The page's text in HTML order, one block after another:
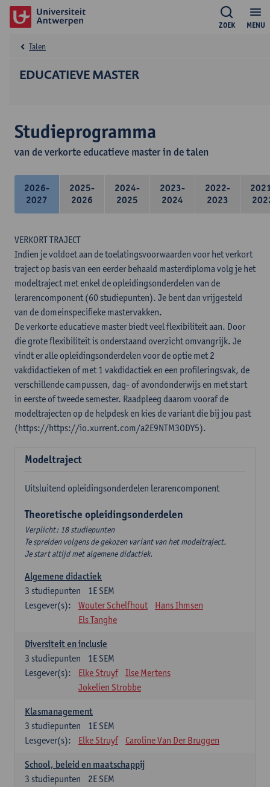
MENU
ZOEK
EDUCATIEVE MASTER
Talen
Studieprogramma
van de verkorte educatieve master in de talen
2026-
2027
2025-
2026
2024-
2025
2023-
2024
2022-
2023
VERKORT TRAJECT
Indien je voldoet aan de toelatingsvoorwaarden voor het verkort
traject op basis van een eerder behaald masterdiploma volg je het
modeltraject met enkel de opleidingsonderdelen van de
lerarencomponent (60 studiepunten). Je bent dan vrijgesteld
van de domeinspecifieke mastervakken.
De verkorte educatieve master biedt veel flexibiliteit aan. Door
die grote flexibiliteit is onderstaand overzicht omvangrijk. Je
vindt er alle opleidingsonderdelen voor de optie met 2
vakdidactieken of met 1 vakdidactiek en een profileringsvak, de
verschillende campussen, dag- of avondonderwijs en met start
in eerste of tweede semester. Raadpleeg daarom vooraf de
modeltrajecten op de helpdesk en kies de variant die bij jou past
(https://https://io.xurrent.com/a2E9NTM3ODY5).
Modeltraject
Uitsluitend opleidingsonderdelen lerarencomponent
Theoretische opleidingsonderdelen
Verplicht: 18 studiepunten
Te spreiden volgens de gekozen variant van het modeltraject.
Je start altijd met algemene didactiek.
Algemene didactiek
1E SEM
3 studiepunten
Lesgever(s):
Wouter Schelfhout
Hans Ihmsen
Els Tanghe
Diversiteit en inclusie
1E SEM
3 studiepunten
Lesgever(s):
Elke Struyf
Ilse Mertens
Jokelien Strobbe
Klasmanagement
1E SEM
3 studiepunten
Lesgever(s):
Elke Struyf Caroline Van Der Bruggen
School, beleid en maatschappij
2E SEM
3 studiepunten